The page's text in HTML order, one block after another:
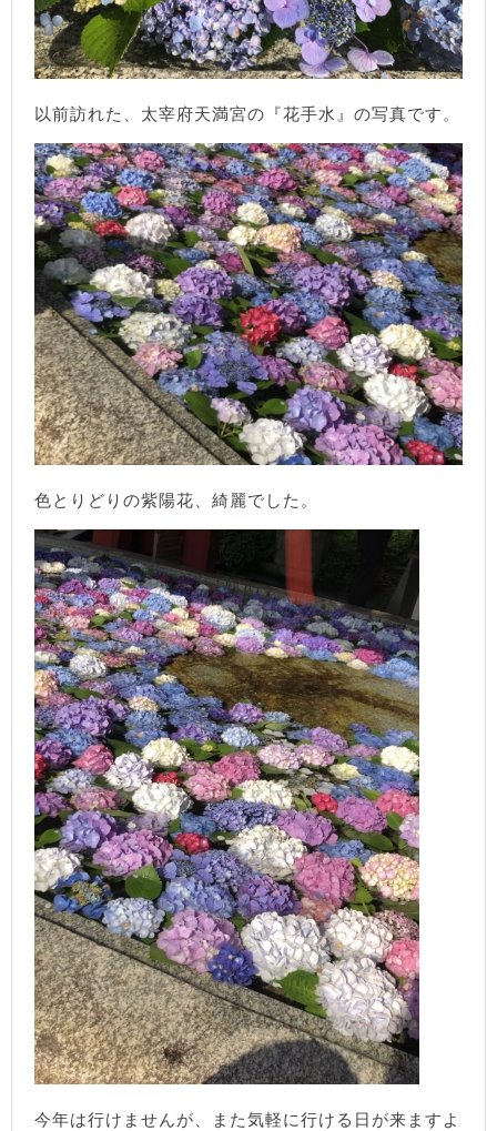
以前訪れた、太宰府天満宮の『花手水』の写真です。
色とりどりの紫陽花、綺麗でした。
今年は行けませんが、また気軽に行ける日が来ますよ